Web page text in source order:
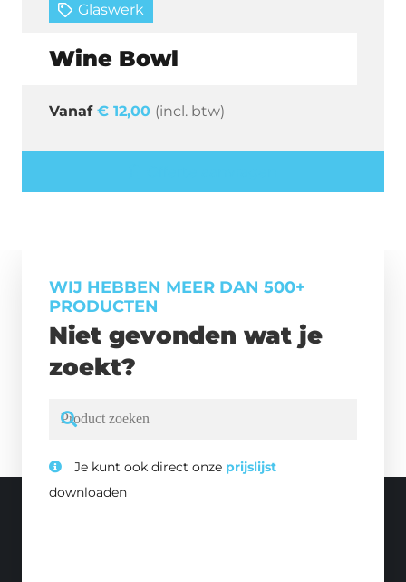
Glaswerk
Wine Bowl
€ 12,00 (incl. btw)
WIJ HEBBEN MEER DAN 500+
PRODUCTEN
Niet gevonden wat je
zoekt?
Je kunt ook direct onze prijslijst
downloaden